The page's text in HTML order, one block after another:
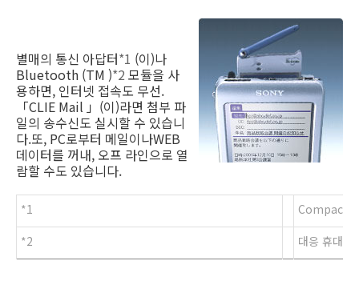
별매의 통신 아답터*1 (이)나
Bluetooth (TM )*2 모듈을 사
용하면, 인터넷 접속도 무선.
「CLIE Mail 」(이)라면 첨부 파
일의 송수신도 실시할 수 있습니
다.또, PC로부터 메일이나WEB
데이터를 꺼내, 오프 라인으로 열
람할 수도 있습니다.
*1
*2
대응 휴대